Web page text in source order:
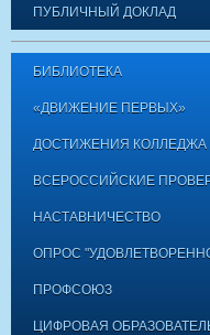
ПУБЛИЧНЫЙ ДОКЛАД
БИБЛИОТЕКА
«ДВИЖЕНИЕ ПЕРВЫХ»
ДОСТИЖЕНИЯ КОЛЛЕДЖА
ВСЕРОССИЙСКИЕ
НАСТАВНИЧЕСТВО
ОПРОС
ПРОФСОЮЗ
ЦИФРОВАЯ